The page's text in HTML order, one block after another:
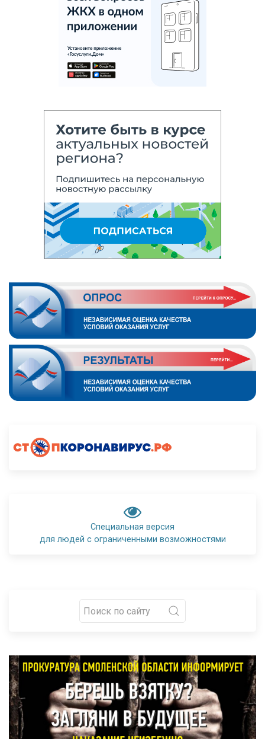
Специальная версия
для людей с ограниченными возможностями